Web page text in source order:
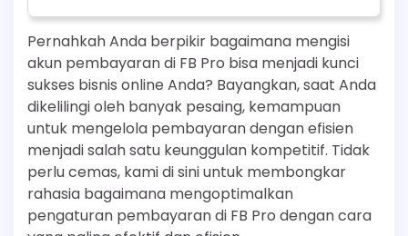
Pernahkah Anda berpikir bagaimana mengisi
akun pembayaran di FB Pro bisa menjadi kunci
sukses bisnis online Anda? Bayangkan, saat Anda
dikelilingi oleh banyak pesaing, kemampuan
untuk mengelola pembayaran dengan efisien
menjadi salah satu keunggulan kompetitif. Tidak
perlu cemas, kami di sini untuk membongkar
rahasia bagaimana mengoptimalkan
pengaturan pembayaran di FB Pro dengan cara